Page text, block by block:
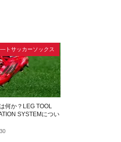
何か？LEG TOOL
SYSTEMについ
トサッカーソックス